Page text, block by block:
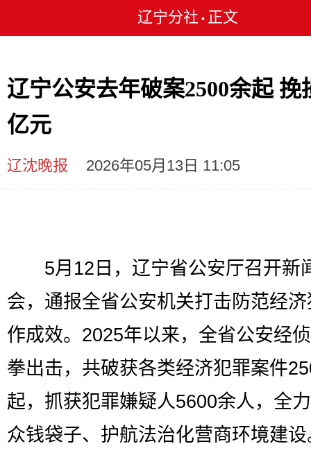
辽宁分社 • 正文
辽宁公安去年破案2500余起 挽
亿元
辽沈晚报 2026年05月13日 11:05
5月12日，辽宁省公安厅召开新
会，通报全省公安机关打击防范经
作成效。2025年以来，全省公安经
拳出击，共破获各类经济犯罪案件
起，抓获犯罪嫌疑人5600余人，全
众钱袋子、护航法治化营商环境建设